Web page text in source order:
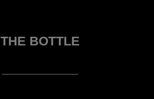
THE BOTTLE